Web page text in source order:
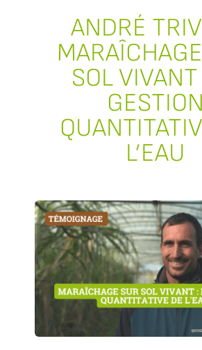
ANDRÉ
SOL
GESTION
L’EAU